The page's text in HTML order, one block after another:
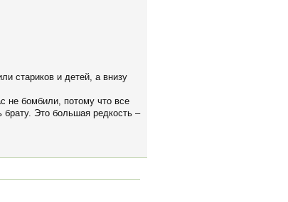
стариков и детей, а внизу
не бомбили, потому что все
Это большая редкость –